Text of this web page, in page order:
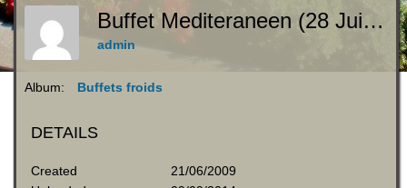
Buffet Mediteraneen (28 Juin 003)
admin
Album: Buffets froids
DETAILS
Created
21/06/2009